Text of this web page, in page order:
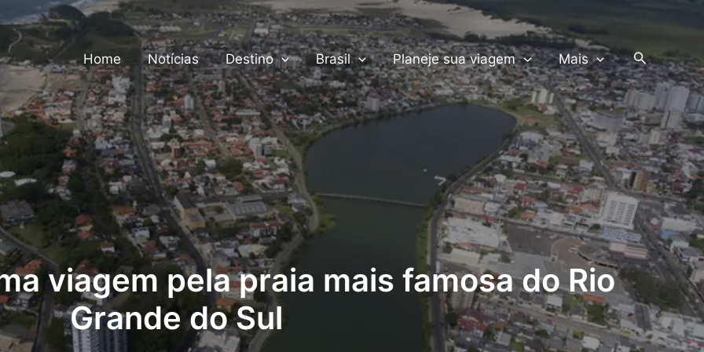
Home Notícias Destino Brasil Planeje sua viagem Mais Pesquisar
viagem pela praia mais famosa do Rio
Grande do Sul